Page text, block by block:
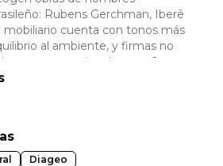
Rubens Gerchman, Iberê
mobiliario cuenta con tonos más
al ambiente, y firmas no
panorama nacional como Oscar
Cláudia Moreira Salles, además
Diageo